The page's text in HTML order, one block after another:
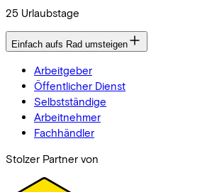
25 Urlaubstage
Einfach aufs Rad umsteigen
Arbeitgeber
Öffentlicher Dienst
Selbstständige
Arbeitnehmer
Fachhändler
Stolzer Partner von